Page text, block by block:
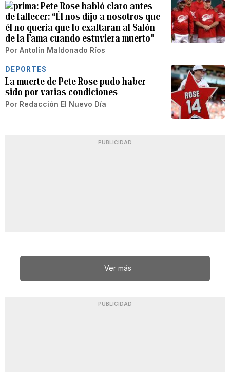
Pete Rose habló claro antes
de fallecer: “Él nos dijo a nosotros que
él no quería que lo exaltaran al Salón
de la Fama cuando estuviera muerto”
Por Antolín Maldonado Ríos
DEPORTES
La muerte de Pete Rose pudo haber
sido por varias condiciones
Por Redacción El Nuevo Día
PUBLICIDAD
Ver más
PUBLICIDAD